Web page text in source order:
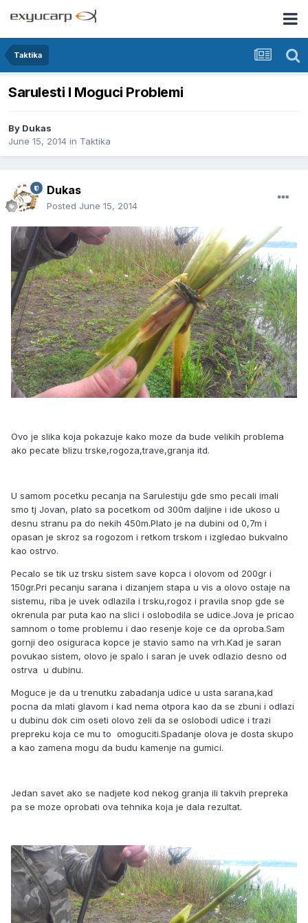
Taktika
Sarulesti I Moguci Problemi
By Dukas
June 15, 2014 in Taktika
Dukas
Posted June 15, 2014
Ovo je slika koja pokazuje kako moze da bude velikih problema
ako pecate blizu trske,rogoza,trave,granja itd.
U samom pocetku pecanja na Sarulestiju gde smo pecali imali
smo tj Jovan, plato sa pocetkom od 300m daljine i ide ukoso u
desnu stranu pa do nekih 450m.Plato je na dubini od 0,7m i
opasan je skroz sa rogozom i retkom trskom i izgledao bukvalno
kao ostrvo.
Pecalo se tik uz trsku sistem save kopca i olovom od 200gr i
150gr.Pri pecanju sarana i dizanjem stapa u vis a olovo ostaje na
sistemu, riba je uvek odlazila i trsku,rogoz i pravila snop gde se
okrenula par puta kao na slici i oslobodila se udice.Jova je pricao
samnom o tome problemu i dao resenje koje ce da oproba.Sam
gornji deo osiguraca kopce je stavio samo na vrh.Kad je saran
povukao sistem, olovo je spalo i saran je uvek odlazio desno od
ostrva u dubinu.
Moguce je da u trenutku zabadanja udice u usta sarana,kad
pocna da mlati glavom i kad nema otpora kao da se zbuni i odlazi
u dubinu dok cim oseti olovo zeli da se oslobodi udice i trazi
prepreku koja ce mu to omoguciti.Spadanje olova je dosta skupo
a kao zamena mogu da budu kamenje na gumici.
Jedan savet ako se nadjete kod nekog granja ili takvih prepreka
pa se moze oprobati ova tehnika koja je dala rezultat.